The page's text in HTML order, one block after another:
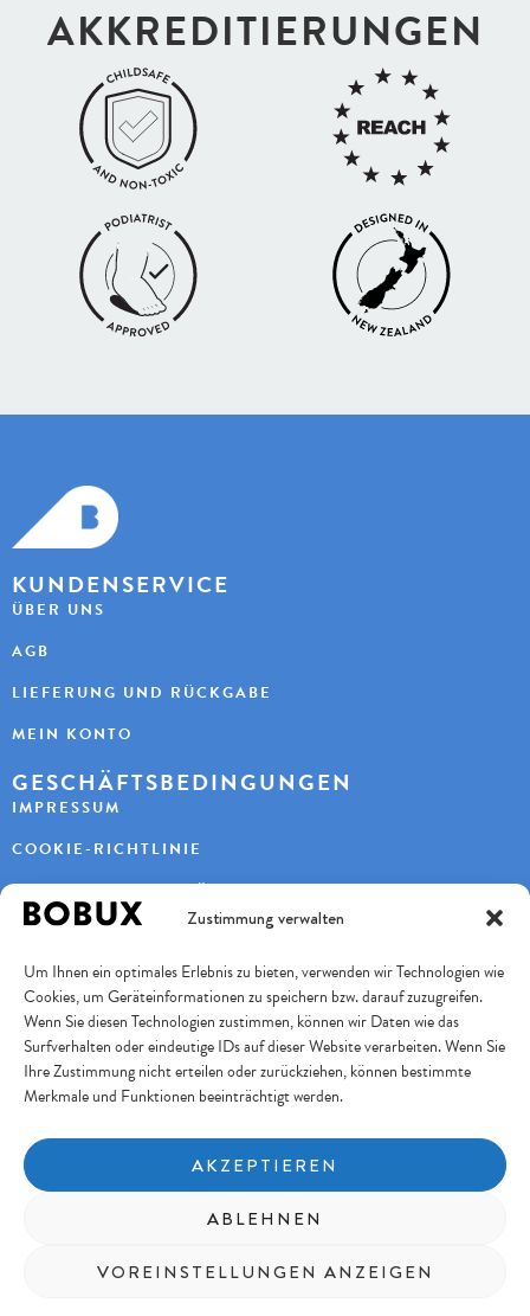
Zustimmung verwalten
Um Ihnen ein optimales Erlebnis zu bieten, verwenden wir Technologien wie
Cookies, um Geräteinformationen zu speichern bzw. darauf zuzugreifen.
Wenn Sie diesen Technologien zustimmen, können wir Daten wie das
Surfverhalten oder eindeutige IDs auf dieser Website verarbeiten. Wenn Sie
Ihre Zustimmung nicht erteilen oder zurückziehen, können bestimmte
Merkmale und Funktionen beeinträchtigt werden.
AKZEPTIEREN
ABLEHNEN
VOREINSTELLUNGEN ANZEIGEN
AKKREDI­TIERUNGEN
KUNDENSERVICE
ÜBER UNS
AGB
LIEFERUNG UND RÜCKGABE
MEIN KONTO
GESCHÄFTSBEDINGUNGEN
IMPRESSUM
COOKIE-RICHTLINIE
DATENSCHUTZERKLÄRUNG
Copyright © 2026 KayBee AG
KAYBEE AG
TURBENWEG 9
3073 GÜMLIGEN
+41 31 951 11 10
INFO@BOBUXSCHWEIZ.CH
FOLGE UNS